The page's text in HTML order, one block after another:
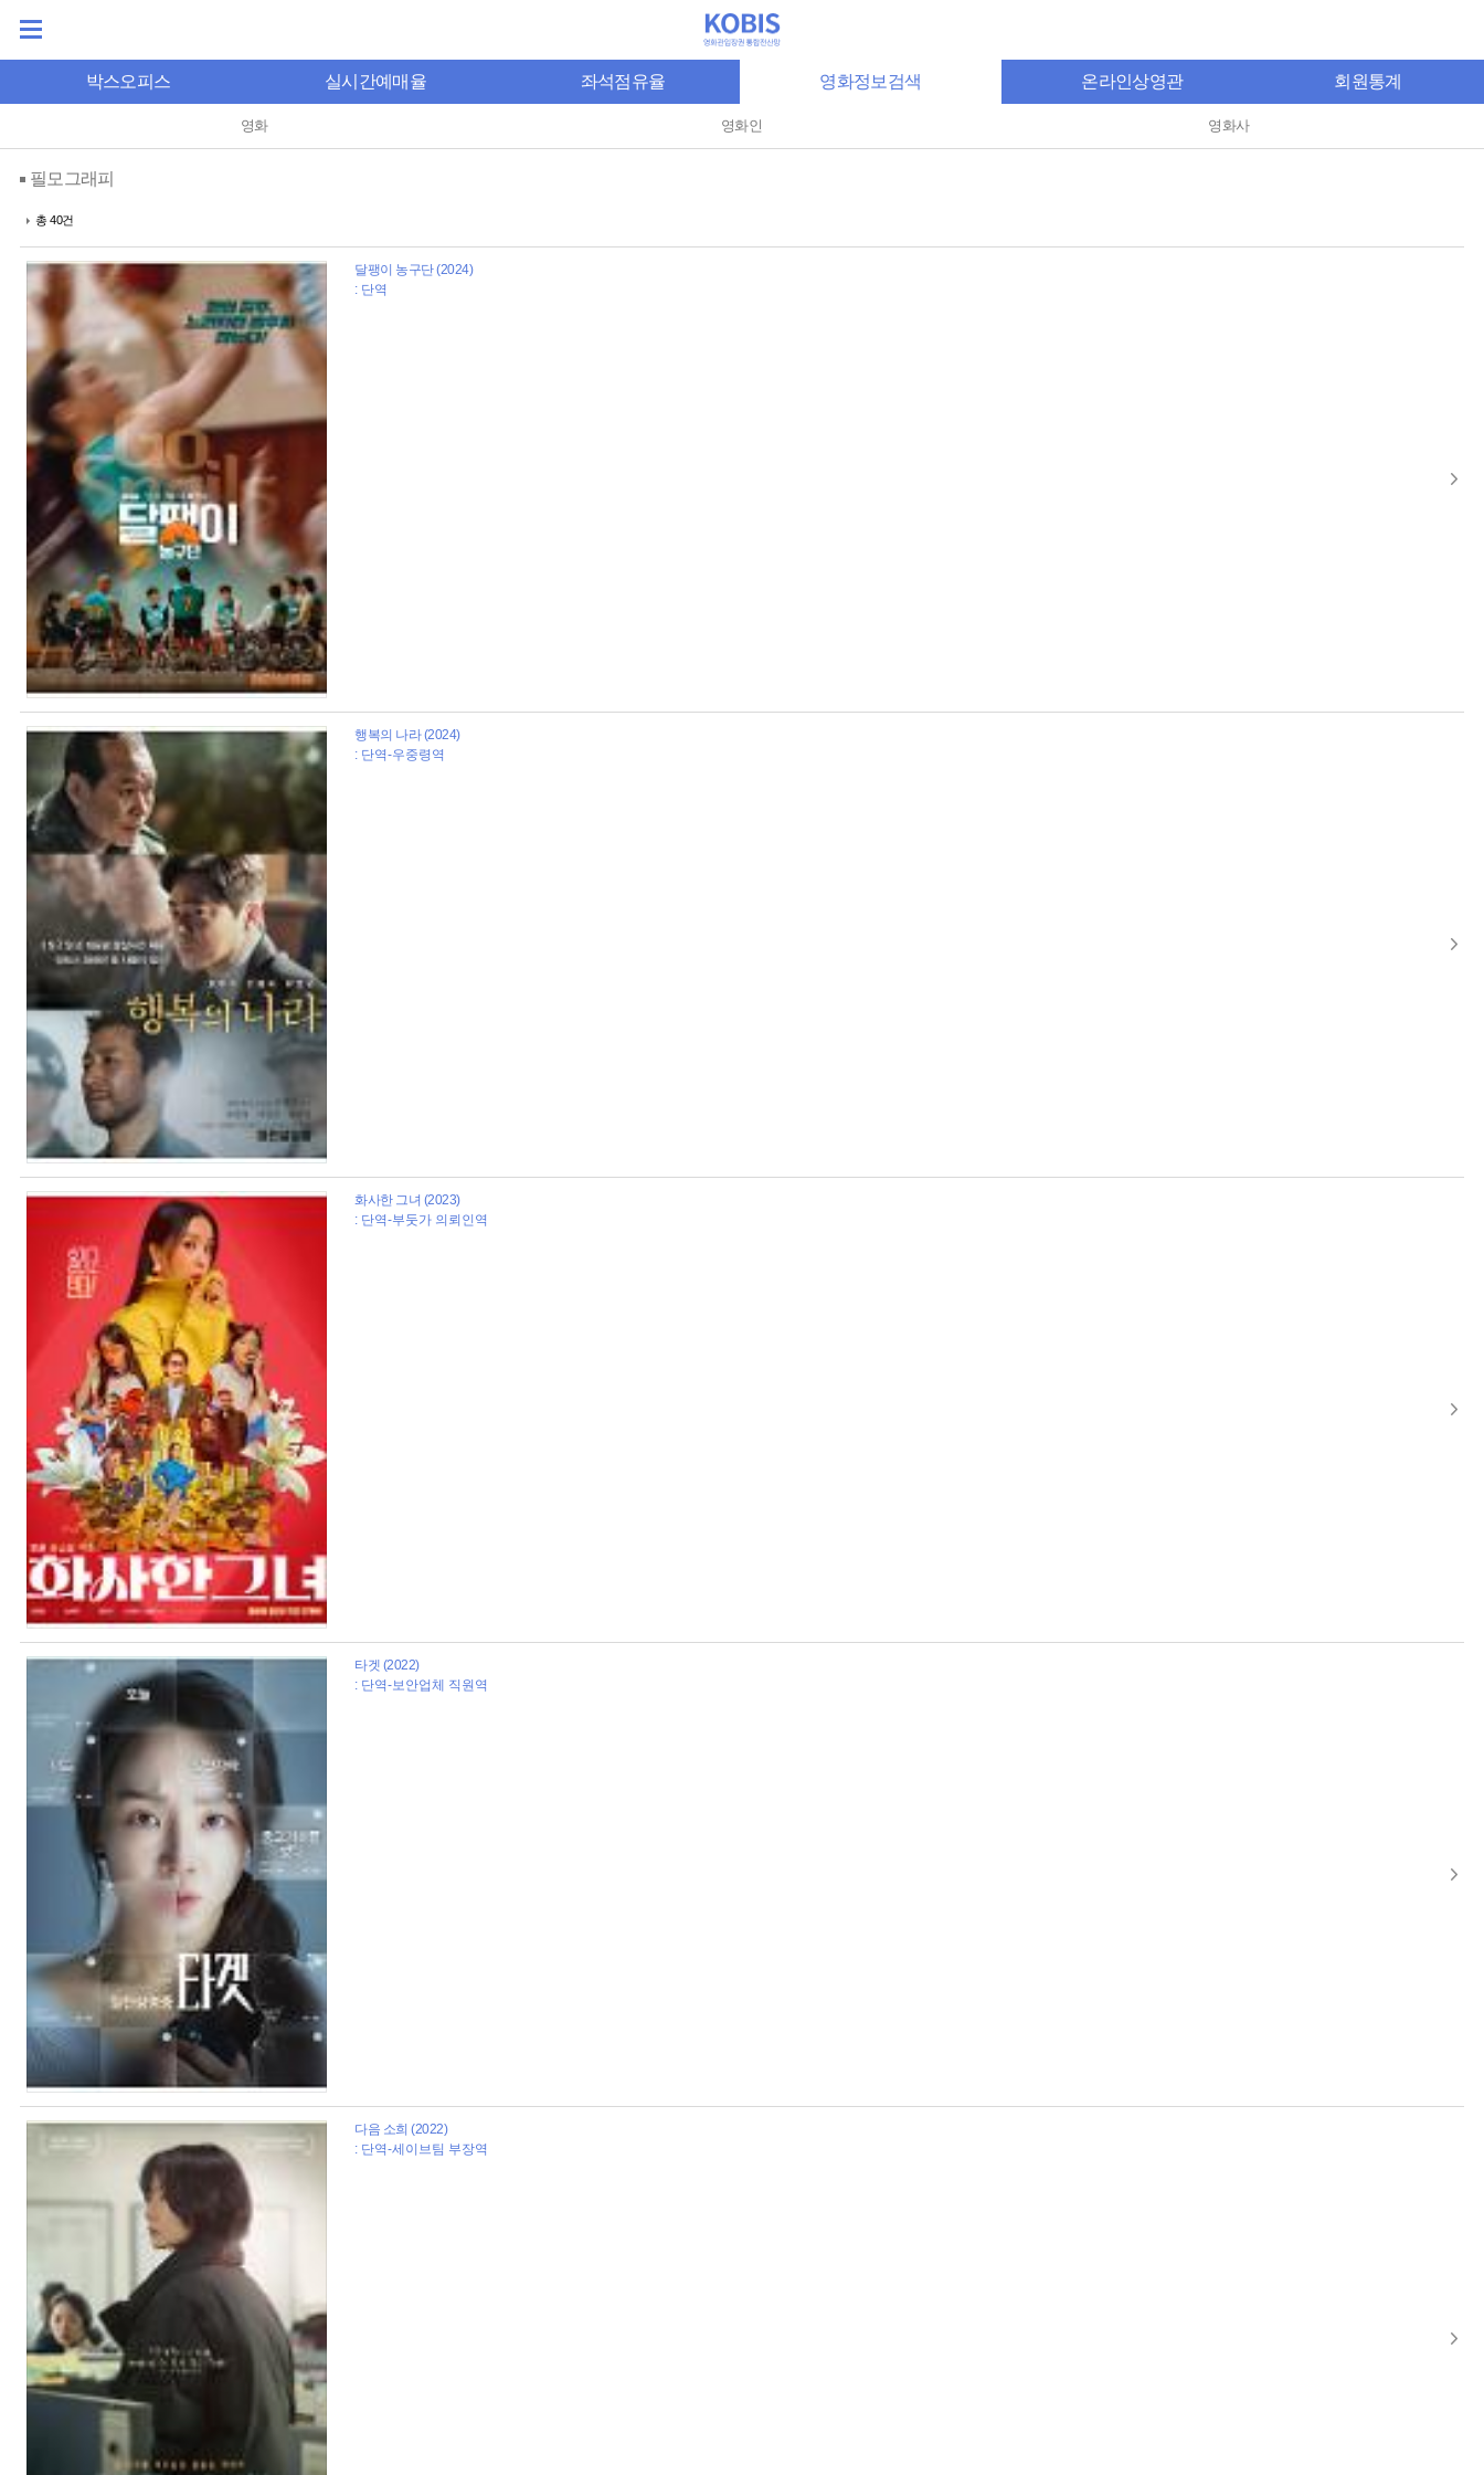
박스오피스 실시간예매율 좌석점유율 영화정보검색 온라인상영관 회원통계
영화 영화인 영화사
필모그래피
총 40건
달팽이 농구단 (2024)
: 단역
행복의 나라 (2024)
: 단역-우중령역
화사한 그녀 (2023)
: 단역-부둣가 의뢰인역
타겟 (2022)
: 단역-보안업체 직원역
다음 소희 (2022)
: 단역-세이브팀 부장역